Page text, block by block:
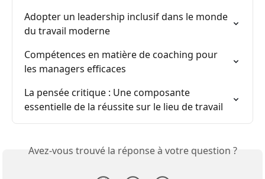
Adopter un leadership inclusif dans le monde
du travail moderne
Compétences en matière de coaching pour
les managers efficaces
La pensée critique : Une composante
essentielle de la réussite sur le lieu de travail
Avez-vous trouvé la réponse à votre question ?